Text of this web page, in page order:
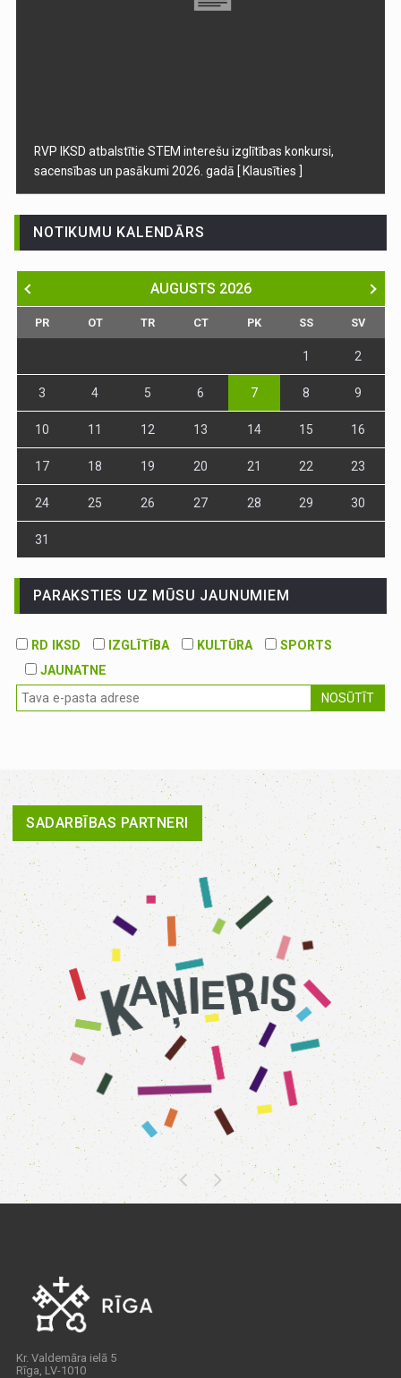
RVP IKSD atbalstītie STEM interešu izglītības konkursi,
sacensības un pasākumi 2026. gadā [ Klausīties ]
NOTIKUMU KALENDĀRS
AUGUSTS 2026
PR OT TR CT PK SS SV
1 2
3 4 5 6 7 8 9
10 11 12 13 14 15 16
17 18 19 20 21 22 23
24 25 26 27 28 29 30
31
PARAKSTIES UZ MŪSU JAUNUMIEM
RD IKSD IZGLĪTĪBA KULTŪRA
SPORTS
JAUNATNE
NOSŪTĪT
SADARBĪBAS PARTNERI
Kr. Valdemāra ielā 5
Rīga, LV-1010